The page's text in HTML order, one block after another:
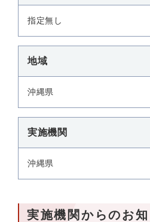
指定無し
地域
沖縄県
実施機関
沖縄県
実施機関からのお